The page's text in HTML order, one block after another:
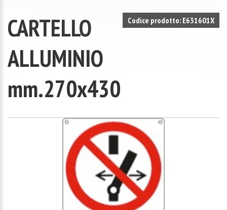
Codice prodotto: E631601X
CARTELLO
ALLUMINIO
mm.270x430